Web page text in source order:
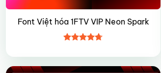
Font Việt hóa 1FTV VIP Neon Spark
hạng4.75